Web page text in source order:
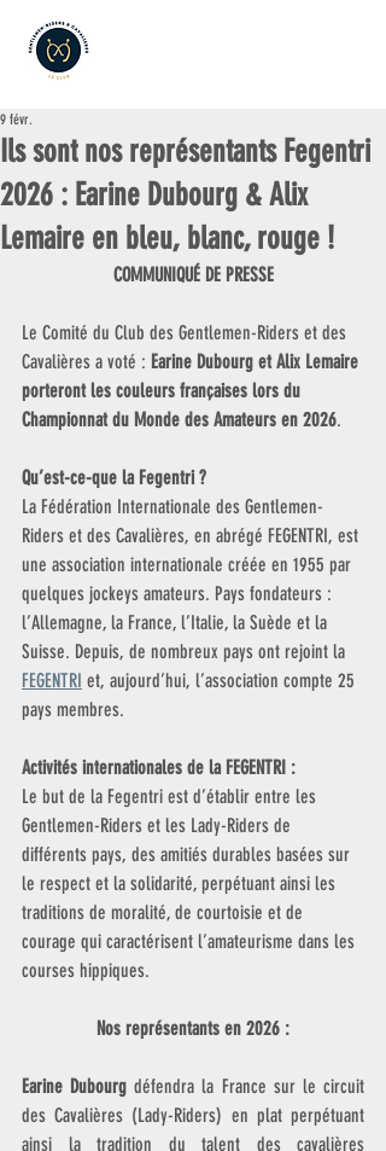
Ils sont nos représentants Fegentri
2026 : Earine Dubourg & Alix
Lemaire en bleu, blanc, rouge !
9 févr.
COMMUNIQUÉ DE PRESSE
Le Comité du Club des Gentlemen-Riders et des
Cavalières a voté : Earine Dubourg et Alix Lemaire
porteront les couleurs françaises lors du
Championnat du Monde des Amateurs en 2026.
Qu’est-ce-que la Fegentri ?
La Fédération Internationale des Gentlemen-
Riders et des Cavalières, en abrégé FEGENTRI, est
une association internationale créée en 1955 par
quelques jockeys amateurs. Pays fondateurs :
l’Allemagne, la France, l’Italie, la Suède et la
Suisse. Depuis, de nombreux pays ont rejoint la
FEGENTRI et, aujourd’hui, l’association compte 25
pays membres.
Activités internationales de la FEGENTRI :
Le but de la Fegentri est d’établir entre les
Gentlemen-Riders et les Lady-Riders de
différents pays, des amitiés durables basées sur
le respect et la solidarité, perpétuant ainsi les
traditions de moralité, de courtoisie et de
courage qui caractérisent l’amateurisme dans les
courses hippiques.
Nos représentants en 2026 :
Earine Dubourg défendra la France sur le circuit
des Cavalières (Lady-Riders) en plat perpétuant
ainsi la tradition du talent des cavalières